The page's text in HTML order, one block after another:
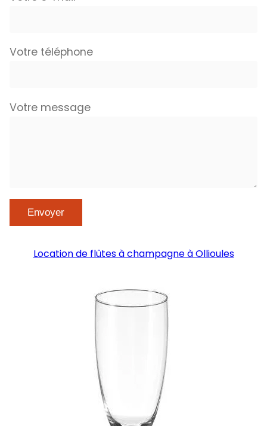
Votre téléphone
Votre message
Location de flûtes à champagne à Ollioules